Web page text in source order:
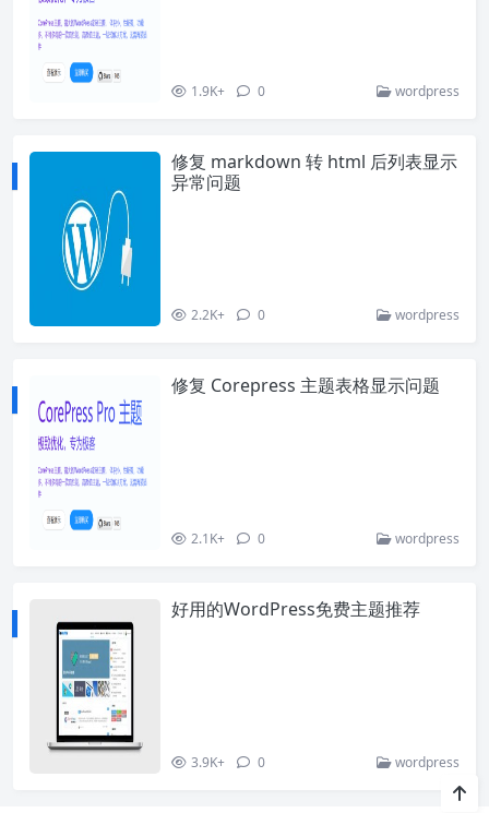
1.9K+ 0 wordpress
修复 markdown 转 html 后列表显示
异常问题
2.2K+ 0 wordpress
修复 Corepress 主题表格显示问题
2.1K+ 0 wordpress
好用的WordPress免费主题推荐
3.9K+ 0 wordpress